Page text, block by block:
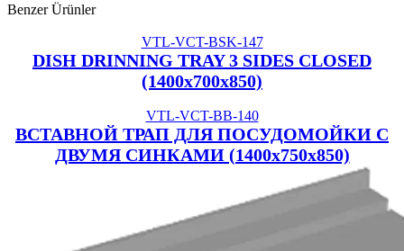
Benzer Ürünler
VTL-VCT-BSK-147
DISH DRINNING TRAY 3 SIDES CLOSED
(1400x700x850)
VTL-VCT-BB-140
ВСТАВНОЙ ТРАП ДЛЯ ПОСУДОМОЙКИ С
ДВУМЯ СИНКАМИ (1400x750x850)